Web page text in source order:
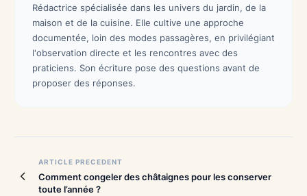
Rédactrice spécialisée dans les univers du jardin, de la
maison et de la cuisine. Elle cultive une approche
documentée, loin des modes passagères, en privilégiant
l'observation directe et les rencontres avec des
praticiens. Son écriture pose des questions avant de
proposer des réponses.
Navigation
de
ARTICLE PRECEDENT
Comment congeler des châtaignes pour les conserver
toute l’année ?